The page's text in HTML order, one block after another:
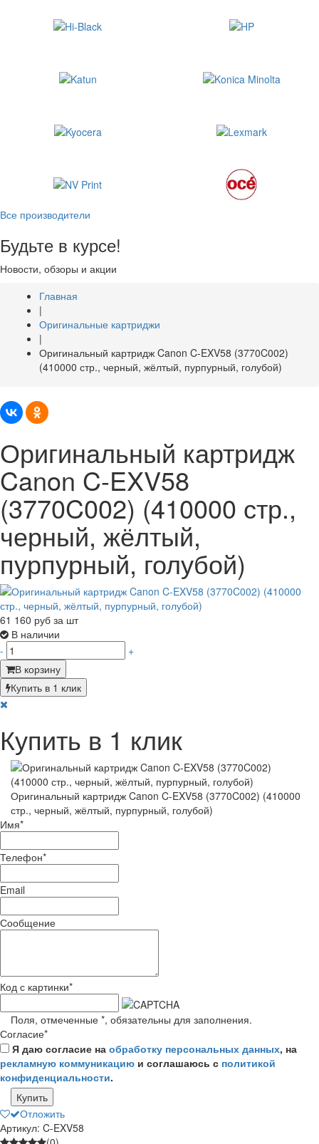
Все производители
Будьте в курсе!
Новости, обзоры и акции
Главная
|
Оригинальные картриджи
|
Оригинальный картридж Canon C-EXV58 (3770C002)
(410000 стр., черный, жёлтый, пурпурный, голубой)
Оригинальный картридж
Canon C-EXV58
(3770C002) (410000 стр.,
черный, жёлтый,
пурпурный, голубой)
61 160 руб за шт
В наличии
-
+
В корзину
Купить в 1 клик
Купить в 1 клик
Оригинальный картридж Canon C-EXV58 (3770C002) (410000
стр., черный, жёлтый, пурпурный, голубой)
Имя*
Телефон*
Email
Сообщение
Код с картинки*
Поля, отмеченные *, обязательны для заполнения.
Согласие*
Я даю согласие на обработку персональных данных, на
рекламную коммуникацию и соглашаюсь с политикой
конфиденциальности.
Купить
Отложить
Артикул: C-EXV58